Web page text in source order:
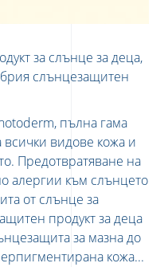
за слънце за деца,
слънцезащитен
пълна гама
видове кожа и
Предотвратяване на
алергии към слънцето
от слънце за
продукт за деца
за мазна до
кожа...